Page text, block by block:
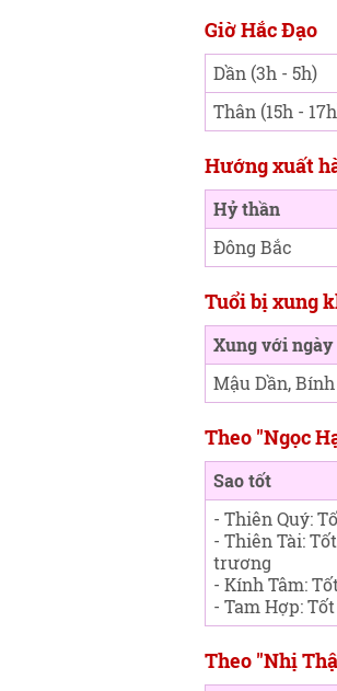
Giờ Hắc Đạo
Dần (3h - 5h)
Thân (15h -
Hướng xuất
Hỷ thần
Đông Bắc
Tuổi bị xung
Xung với ngày
Mậu Dần, Bính
Theo "Ngọc
Sao tốt
- Thiên Quý:
- Thiên Tài:
trương
- Kính Tâm:
- Tam Hợp:
Theo "Nhị